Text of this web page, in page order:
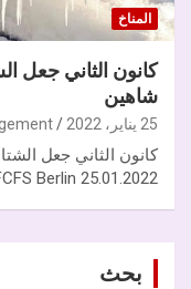
المناخ
كانون الثاني جعل
شاهين
25 يناير، 2022
كانون الثاني جعل
25.01.2022 Firil Center For Studies FCFS Berlin…
بحث